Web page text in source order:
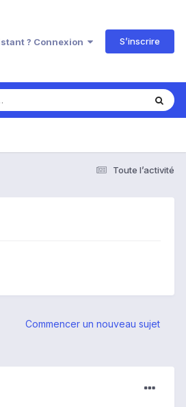
? Connexion S’inscrire
Toute l’activité
Commencer un nouveau sujet